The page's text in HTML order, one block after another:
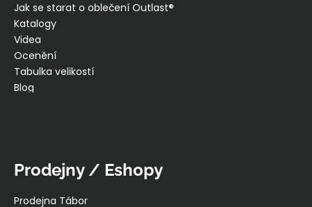
Jak se starat o oblečení Outlast®
Katalogy
Videa
Ocenění
Tabulka velikostí
Blog
Prodejny / Eshopy
Prodejna Tábor